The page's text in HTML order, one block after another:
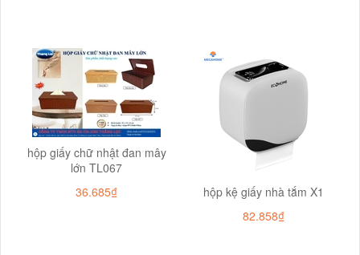
hộp giấy chữ nhật đan mây
lớn TL067
36.685₫
hộp kệ giấy nhà tắm X1
82.858₫